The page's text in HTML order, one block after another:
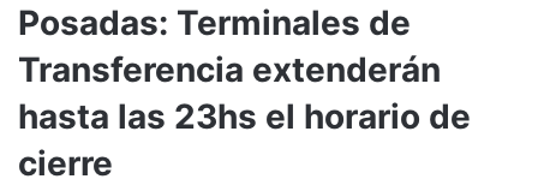
Posadas: Terminales de
Transferencia extenderán
hasta las 23hs el horario de
cierre